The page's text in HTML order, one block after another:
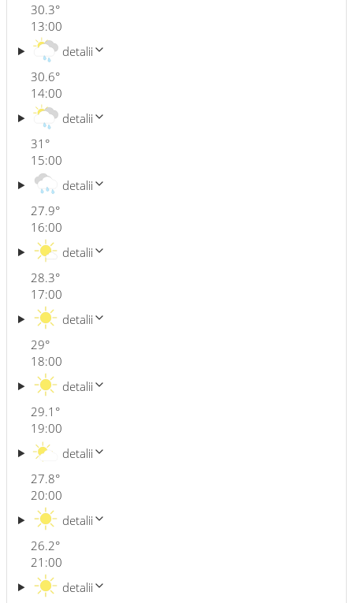
30.3°
13:00
30.6°
detalii
14:00
31 °
detalii
15:00
27.9°
detalii
16:00
28.3°
detalii
17:00
29°
detalii
18:00
29.1 °
detalii
19:00
27.8°
detalii
20:00
26.2°
detalii
21:00
detalii